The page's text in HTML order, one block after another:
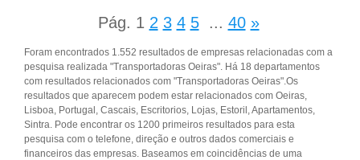
Pág. 1 2 3 4 5 ... 40 »
Foram encontrados 1.552 resultados de empresas relacionadas com a
pesquisa realizada "Transportadoras Oeiras". Há 18 departamentos
com resultados relacionados com "Transportadoras Oeiras".Os
resultados que aparecem podem estar relacionados com Oeiras,
Lisboa, Portugal, Cascais, Escritorios, Lojas, Estoril, Apartamentos,
Sintra. Pode encontrar os 1200 primeiros resultados para esta
pesquisa com o telefone, direção e outros dados comerciais e
financeiros das empresas. Baseamos em coincidências de uma